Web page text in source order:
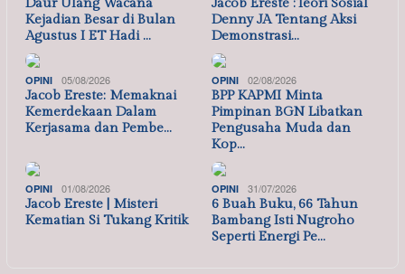
Daur Ulang Wacana
Kejadian Besar di Bulan
Agustus I ET Hadi …
Jacob Ereste :Teori Sosial
Denny JA Tentang Aksi
Demonstrasi…
OPINI 05/08/2026
Jacob Ereste: Memaknai
Kemerdekaan Dalam
Kerjasama dan Pembe…
OPINI 02/08/2026
BPP KAPMI Minta
Pimpinan BGN Libatkan
Pengusaha Muda dan
Kop…
OPINI 01/08/2026
Jacob Ereste | Misteri
Kematian Si Tukang Kritik
OPINI 31/07/2026
6 Buah Buku, 66 Tahun
Bambang Isti Nugroho
Seperti Energi Pe…